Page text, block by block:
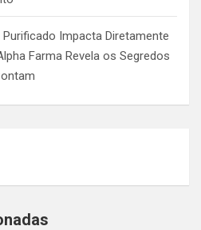
Impacta Diretamente
Farma Revela os Segredos